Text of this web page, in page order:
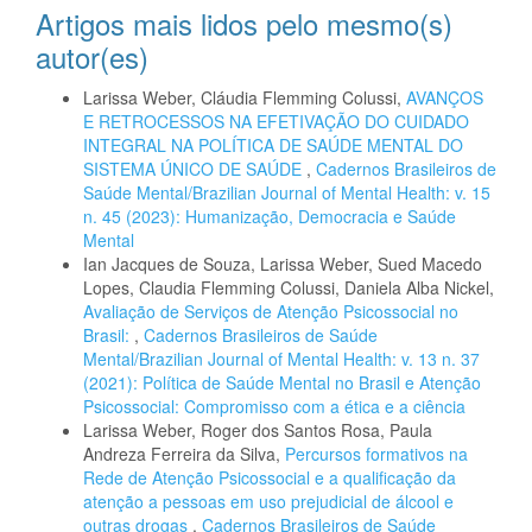
Artigos mais lidos pelo mesmo(s)
autor(es)
Larissa Weber, Cláudia Flemming Colussi, AVANÇOS
E RETROCESSOS NA EFETIVAÇÃO DO CUIDADO
INTEGRAL NA POLÍTICA DE SAÚDE MENTAL DO
SISTEMA ÚNICO DE SAÚDE , Cadernos Brasileiros de
Saúde Mental/Brazilian Journal of Mental Health: v. 15
n. 45 (2023): Humanização, Democracia e Saúde
Mental
Ian Jacques de Souza, Larissa Weber, Sued Macedo
Lopes, Claudia Flemming Colussi, Daniela Alba Nickel,
Avaliação de Serviços de Atenção Psicossocial no
Brasil: , Cadernos Brasileiros de Saúde
Mental/Brazilian Journal of Mental Health: v. 13 n. 37
(2021): Política de Saúde Mental no Brasil e Atenção
Psicossocial: Compromisso com a ética e a ciência
Larissa Weber, Roger dos Santos Rosa, Paula
Andreza Ferreira da Silva, Percursos formativos na
Rede de Atenção Psicossocial e a qualificação da
atenção a pessoas em uso prejudicial de álcool e
outras drogas , Cadernos Brasileiros de Saúde